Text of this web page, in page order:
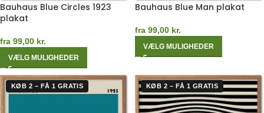
Bauhaus Blue Circles 1923
plakat
fra 99,00 kr.
VÆLG MULIGHEDER
Bauhaus Blue Man plakat
fra 99,00 kr.
VÆLG MULIGHEDER
KØB 2 – FÅ 1 GRATIS KØB 2 – FÅ 1 GRATIS